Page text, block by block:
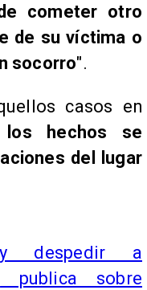
cometer otro
de su víctima o
socorro".
casos en
hechos se
del lugar
y despedir a
publica sobre